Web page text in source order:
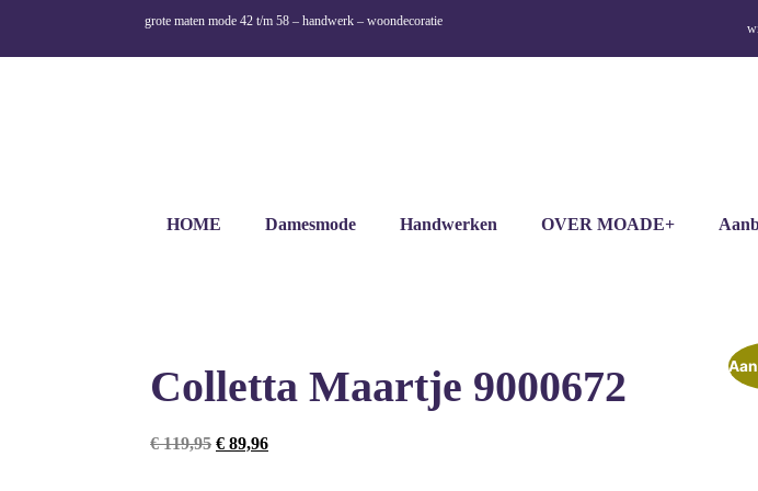
grote maten mode 42 t/m 58 – handwerk – woondecoratie
HOME Damesmode Handwerken OVER MOADE+
Colletta Maartje 9000672
€119,95 € 89,96